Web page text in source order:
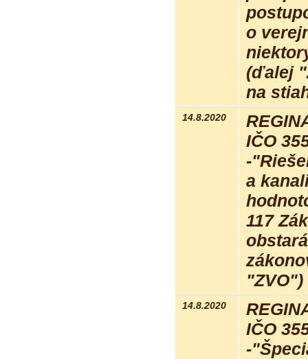
o
(ďalej
na
14.8.2020
IČO
-
a
117
14.8.2020
IČO
-